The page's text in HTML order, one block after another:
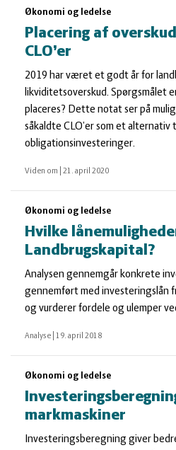
Økonomi og ledelse
Placering af
CLO’er
2019 har været et godt år for
likviditetsoverskud. Spørgsmålet
placeres? Dette notat ser på
såkaldte CLO’er som et alternativ
obligationsinvesteringer.
Viden om 21. april 2020
Økonomi og ledelse
Hvilke
Landbrugskapital?
Analysen gennemgår konkrete
gennemført med investeringslån
og vurderer fordele og ulemper
Analyse 19. april 2018
Økonomi og ledelse
markmaskiner
Investeringsberegning giver